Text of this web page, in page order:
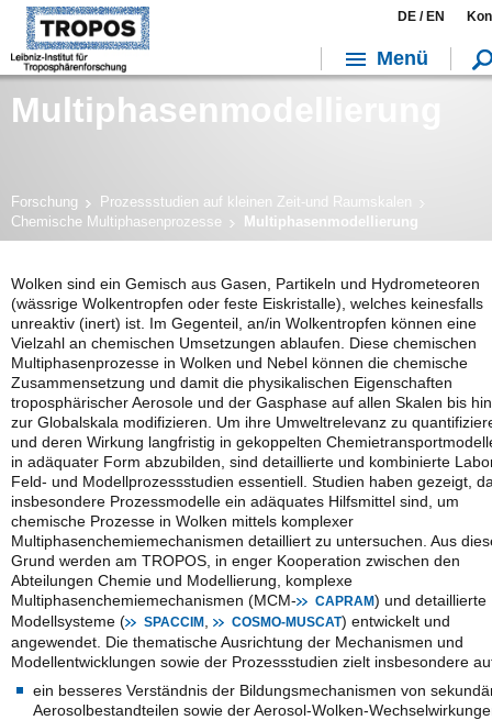
Multiphasenmodellierung
Forschung
Prozessstudien auf kleinen Zeit-und Raumskalen
Chemische Multiphasenprozesse
Multiphasenmodellierung
Wolken sind ein Gemisch aus Gasen, Partikeln und Hydrometeoren
(wässrige Wolkentropfen oder feste Eiskristalle), welches keinesfalls
unreaktiv (inert) ist. Im Gegenteil, an/in Wolkentropfen können eine
Vielzahl an chemischen Umsetzungen ablaufen. Diese chemischen
Multiphasenprozesse in Wolken und Nebel können die chemische
Zusammensetzung und damit die physikalischen Eigenschaften
troposphärischer Aerosole und der Gasphase auf allen Skalen bis hin
zur Globalskala modifizieren. Um ihre Umweltrelevanz zu
und deren Wirkung langfristig in gekoppelten
in adäquater Form abzubilden, sind detaillierte und kombinierte
Feld- und Modellprozessstudien essentiell. Studien haben gezeigt,
insbesondere Prozessmodelle ein adäquates Hilfsmittel sind, um
chemische Prozesse in Wolken mittels komplexer
Multiphasenchemiemechanismen detailliert zu untersuchen. Aus
Grund werden am TROPOS, in enger Kooperation zwischen den
Abteilungen Chemie und Modellierung, komplexe
Multiphasenchemiemechanismen (MCM-
CAPRAM) und detaillierte
Modellsysteme (
SPACCIM COSMO-MUSCAT) entwickelt und
angewendet. Die thematische Ausrichtung der Mechanismen und
Modellentwicklungen sowie der Prozessstudien zielt insbesondere
ein besseres Verständnis der Bildungsmechanismen von
Aerosolbestandteilen sowie der Aerosol-Wolken-
DE /EN
Menü